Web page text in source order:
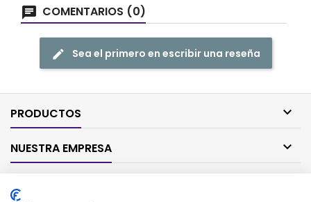
COMENTARIOS (0)
Sea el primero en escribir una reseña
PRODUCTOS 
NUESTRA EMPRESA 